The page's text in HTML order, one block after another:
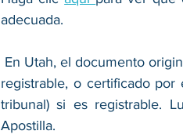
adecuada.
En Utah, el documento
registrable, o certificado
tribunal) si es registrable.
Apostilla.